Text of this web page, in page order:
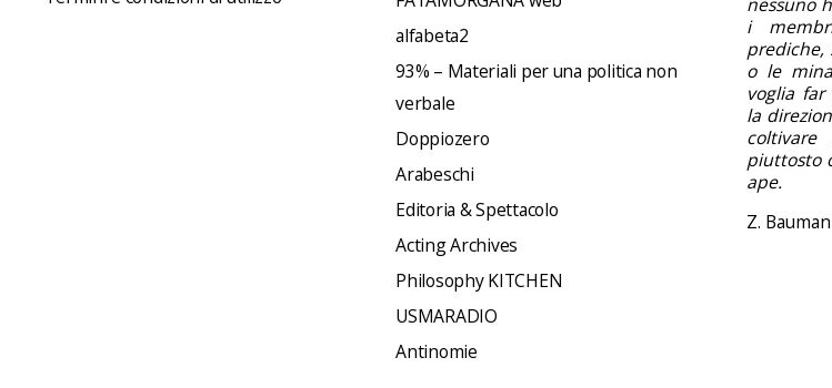
alfabeta2
93% – Materiali per una politica non
verbale
Doppiozero
Arabeschi
Editoria & Spettacolo
Acting Archives
Philosophy KITCHEN
USMARADIO
Antinomie
nessuno
i
prediche,
o le
voglia far
la
piuttosto
ape.
Z. Bauman